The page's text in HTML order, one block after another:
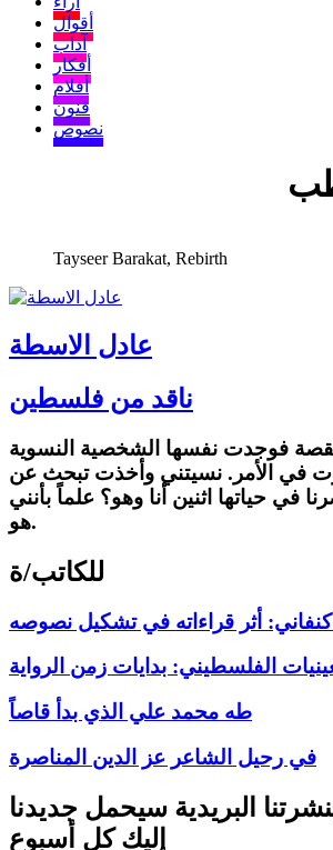
أقوال
آداب
أفكار
أفلام
فنون
نصوص
Tayseer Barakat, Rebirth
عادل الاسطة
ناقد من فلسطين
القصة فوجدت نفسها الشخصية النسوية
في الأمر. نسيتني وأخذت تبحث عن
في حياتها اثنين أنا وهو؟ علماً بأنني
هو.
للكاتب/ة
أثر قراءاته في تشكيل نصوصه
طه محمد علي الذي بدأ قاصاً
في رحيل الشاعر عز الدين المناصرة
البريدية سيحمل جديدنا
إليك كل أسبوع